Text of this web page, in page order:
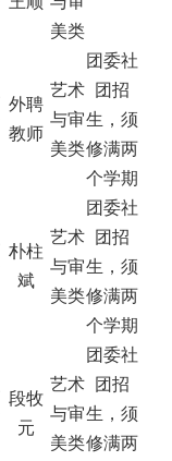
美类
外聘
教师
艺术
与审
美类
团委社
团招
生，须
修满两
个学期
朴柱
斌
艺术
与审
美类
团委社
团招
生，须
修满两
个学期
段牧
元
艺术
与审
美类
团委社
团招
生，须
修满两